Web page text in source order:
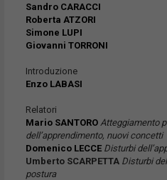
Sandro CARACCI
Roberta ATZORI
Simone LUPI
Giovanni TORRONI
Introduzione
Enzo LABASI
Relatori
Mario SANTORO Atteggiamento
dell’apprendimento, nuovi concetti
Domenico LECCE Disturbi
Umberto SCARPETTA Disturbi
postura